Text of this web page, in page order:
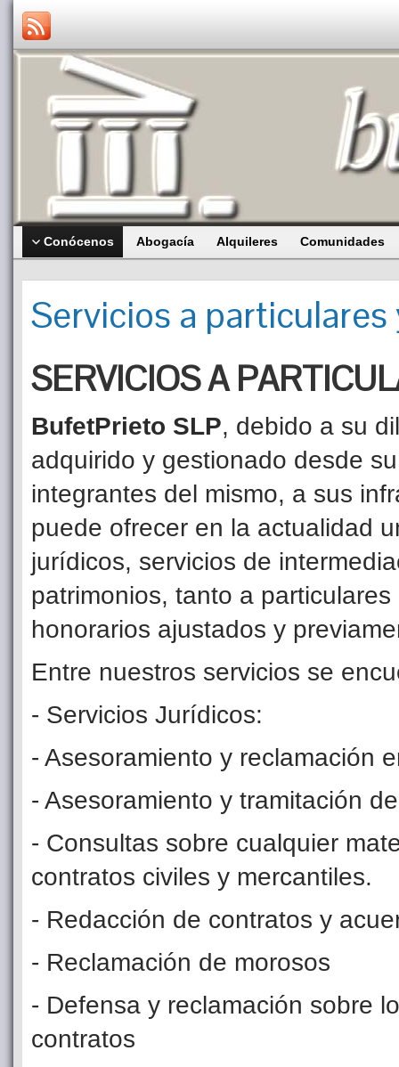
Conócenos Abogacía Alquileres Comunidades
Servicios a
SERVICIOS A
BufetPrieto SLP, debido a su
adquirido y gestionado desde
integrantes del mismo, a sus
puede ofrecer en la actualidad
jurídicos, servicios de
patrimonios, tanto a
honorarios ajustados y
Entre nuestros servicios se
- Servicios Jurídicos:
- Asesoramiento y reclamación
- Asesoramiento y tramitación
- Consultas sobre cualquier
contratos civiles y mercantiles.
- Redacción de contratos y
- Reclamación de morosos
- Defensa y reclamación sobre
contratos